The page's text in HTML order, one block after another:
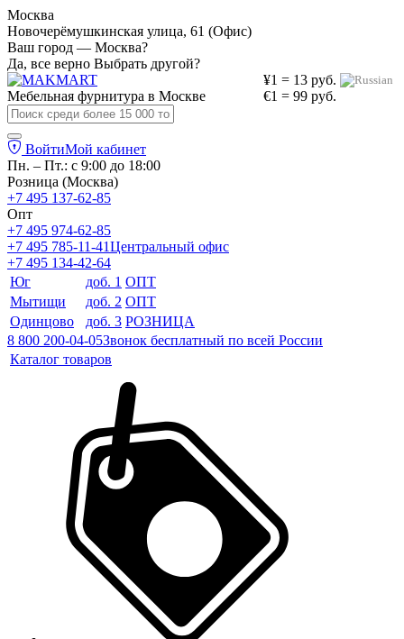
Москва
Новочерёмушкинская улица, 61 (Офис)
Ваш город — Москва?
Да, все верно Выбрать другой?
¥1 = 13 руб.
€1 = 99 руб.
Мебельная фурнитура в Москве
ВойтиМой кабинет
Пн. – Пт.: с 9:00 до 18:00
Розница (Москва)
+7 495 137-62-85
Опт
+7 495 974-62-85
+7 495 785-11-41Центральный офис
+7 495 134-42-64
Юг
доб. 1 ОПТ
Мытищи
доб. 2 ОПТ
Одинцово
доб. 3 РОЗНИЦА
8 800 200-04-05Звонок бесплатный по всей России
Каталог товаров